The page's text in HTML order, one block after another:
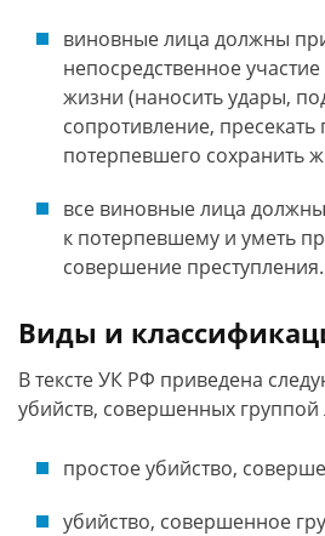
виновные лица должны
непосредственное
жизни (наносить удары,
сопротивление, пресекать
потерпевшего сохранить
все виновные лица
к потерпевшему и уметь
совершение преступления.
Виды и
В тексте УК РФ приведена
убийств, совершенных группой
простое убийство,
убийство, совершенное